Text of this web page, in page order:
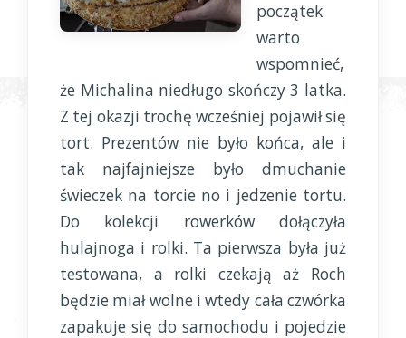
początek
warto
wspomnieć,
że Michalina niedługo skończy 3 latka.
Z tej okazji trochę wcześniej pojawił się
tort. Prezentów nie było końca, ale i
tak najfajniejsze było dmuchanie
świeczek na torcie no i jedzenie tortu.
Do kolekcji rowerków dołączyła
hulajnoga i rolki. Ta pierwsza była już
testowana, a rolki czekają aż Roch
będzie miał wolne i wtedy cała czwórka
zapakuje się do samochodu i pojedzie